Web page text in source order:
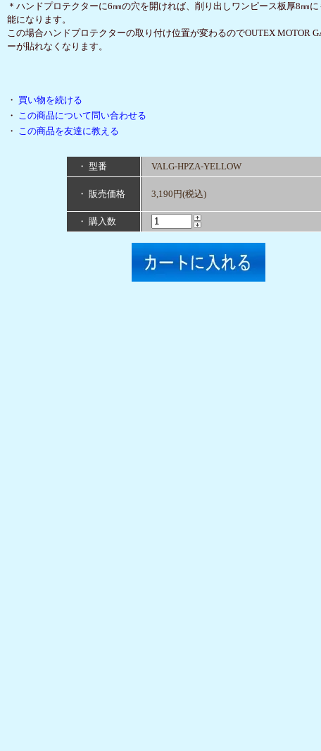
＊ハンドプロテクターに6㎜の穴を開ければ、削り出しワンピース板厚8㎜
能になります。
この場合ハンドプロテクターの取り付け位置が変わるのでOUTEX MOTOR
ーが貼れなくなります。
・ 買い物を続ける
・ この商品について問い合わせる
・ この商品を友達に教える
・ 型番 VALG-HPZA-YELLOW
・ 販売価格 3,190円(税込)
・ 購入数